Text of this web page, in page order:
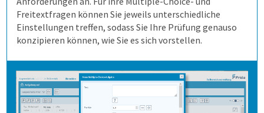
Firma
Referenzen
Wofür ist es gut?
Kursevaluation
Auswertungen direkt abrufen
Wie finden wir die Antworten?
Prüfungen
1. Aufgaben verwalten
Freitextfragen können Sie jeweils unterschiedliche
Einstellungen treffen, sodass Sie Ihre Prüfung genauso
konzipieren können, wie Sie es sich vorstellen.